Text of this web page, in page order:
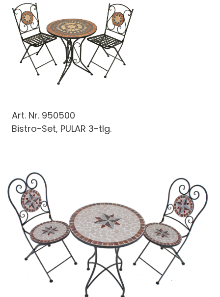
Art. Nr. 950500
Bistro-Set, PULAR 3-tlg.